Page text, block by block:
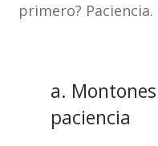
primero? Paciencia.
a.
paciencia